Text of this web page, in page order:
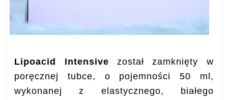
Lipoacid Intensive został zamknięty w
poręcznej tubce, o pojemności 50 ml,
wykonanej z elastycznego, białego